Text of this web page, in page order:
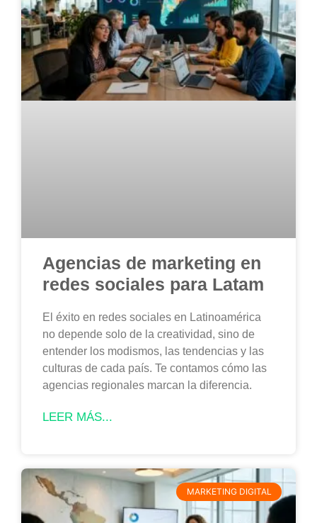
Agencias de marketing en
redes sociales para Latam
El éxito en redes sociales en Latinoamérica
no depende solo de la creatividad, sino de
entender los modismos, las tendencias y las
culturas de cada país. Te contamos cómo las
agencias regionales marcan la diferencia.
LEER MÁS...
MARKETING DIGITAL